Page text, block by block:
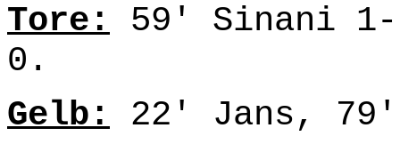
Tore: 59' Sinani
0.
Gelb: 22' Jans, 79'